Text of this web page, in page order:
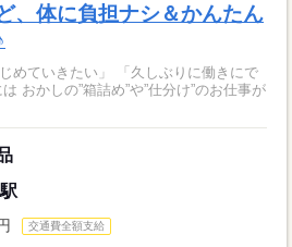
、体に負担ナシ＆かんたん
めていきたい」 「久しぶりに働きにで
交通費全額支給